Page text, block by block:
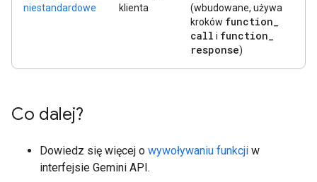
niestandardowe
klienta
(wbudowane, używa
kroków function_
call i function_
response)
Co dalej?
Dowiedz się więcej o wywoływaniu funkcji w
interfejsie Gemini API.